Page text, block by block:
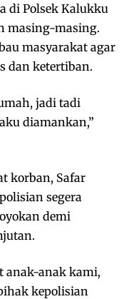
di Polsek Kalukku
masing-masing.
masyarakat agar
dan ketertiban.
jadi tadi
diamankan,”
korban, Safar
segera
demi
anak-anak kami,
kepolisian